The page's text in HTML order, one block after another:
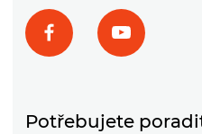
Potřebujete